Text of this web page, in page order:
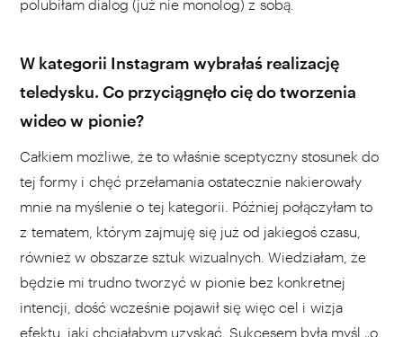
polubiłam dialog (już nie monolog) z sobą.
W kategorii Instagram wybrałaś realizację
teledysku. Co przyciągnęło cię do tworzenia
wideo w pionie?
Całkiem możliwe, że to właśnie sceptyczny stosunek do
tej formy i chęć przełamania ostatecznie nakierowały
mnie na myślenie o tej kategorii. Później połączyłam to
z tematem, którym zajmuję się już od jakiegoś czasu,
również w obszarze sztuk wizualnych. Wiedziałam, że
będzie mi trudno tworzyć w pionie bez konkretnej
intencji, dość wcześnie pojawił się więc cel i wizja
efektu, jaki chciałabym uzyskać. Sukcesem była myśl „o,